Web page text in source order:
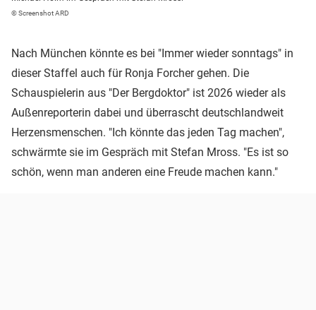
© Screenshot ARD
Nach München könnte es bei "Immer wieder sonntags" in
dieser Staffel auch für Ronja Forcher gehen. Die
Schauspielerin aus "Der Bergdoktor" ist 2026 wieder als
Außenreporterin dabei und überrascht deutschlandweit
Herzensmenschen. "Ich könnte das jeden Tag machen",
schwärmte sie im Gespräch mit Stefan Mross. "Es ist so
schön, wenn man anderen eine Freude machen kann."